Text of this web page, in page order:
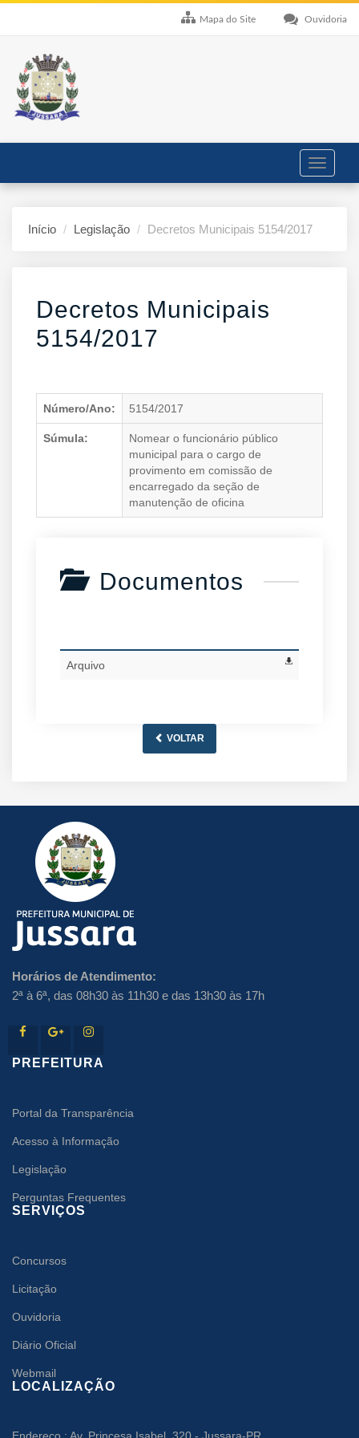
Ouvidoria
Mapa do Site
Toggle
Início Legislação Decretos Municipais 5154/2017
Decretos Municipais
5154/2017
Número/Ano: 5154/2017
Súmula:
Nomear o funcionário público
municipal para o cargo de
provimento em comissão de
encarregado da seção de
manutenção de oficina
Documentos
Arquivo
VOLTAR
Horários de Atendimento:
2ª à 6ª, das 08h30 às 11h30 e das 13h30 às 17h
PREFEITURA
Portal da Transparência
Acesso à Informação
Legislação
Perguntas Frequentes
SERVIÇOS
Concursos
Licitação
Ouvidoria
Diário Oficial
Webmail
LOCALIZAÇÃO